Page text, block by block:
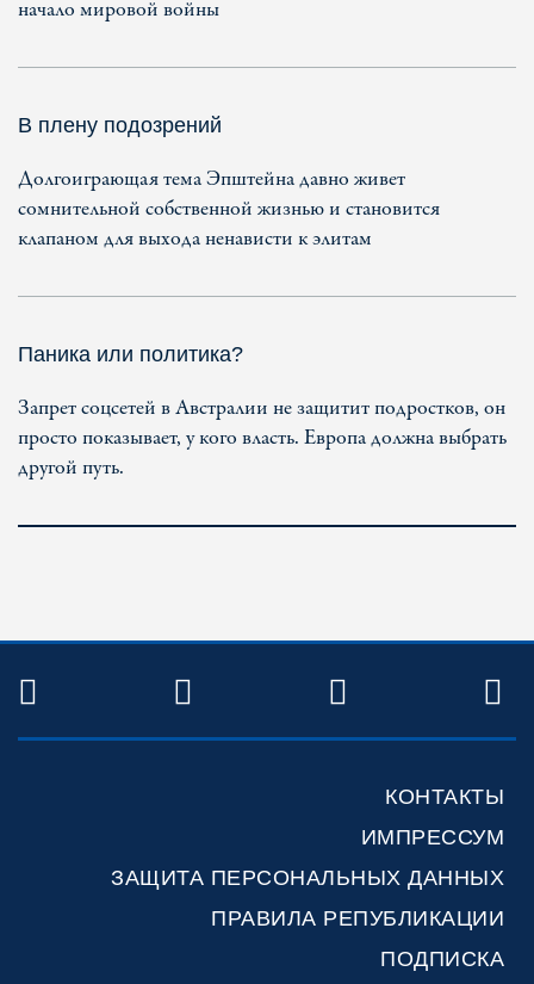
начало мировой войны
В плену подозрений
Долгоиграющая тема Эпштейна давно живет
сомнительной собственной жизнью и становится
клапаном для выхода ненависти к элитам
Паника или политика?
Запрет соцсетей в Австралии не защитит подростков, он
просто показывает, у кого власть. Европа должна выбрать
другой путь.
TWITTER FACEBOOKYOUTUBE
КОНТАКТЫ
ИМПРЕССУМ
ЗАЩИТА ПЕРСОНАЛЬНЫХ ДАННЫХ
ПРАВИЛА РЕПУБЛИКАЦИИ
ПОДПИСКА